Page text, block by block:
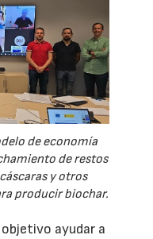
de economía
de restos
y otros
producir biochar.
ayudar a